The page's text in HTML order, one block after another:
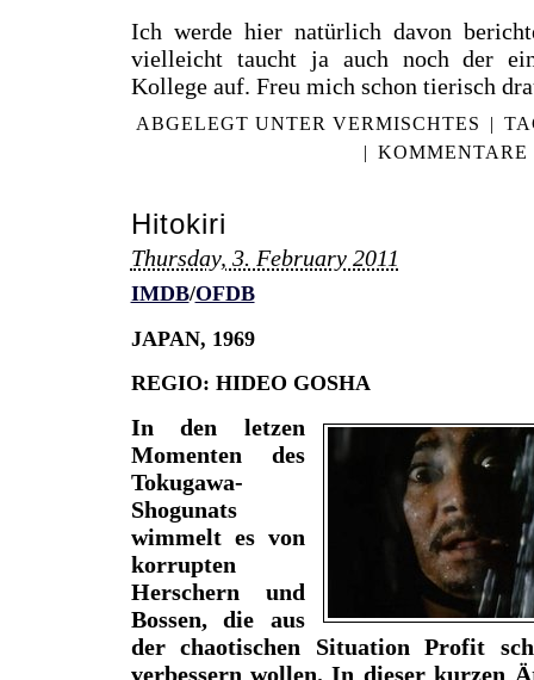
Ich werde hier natürlich davon
vielleicht taucht ja auch noch der
Kollege auf. Freu mich schon tierisch
ABGELEGT UNTER VERMISCHTES |
|
KOMMENTARE
Hitokiri
Thursday, 3. February 2011
IMDB/OFDB
JAPAN, 1969
REGIO: HIDEO GOSHA
In den letzen
Momenten des
Tokugawa-
Shogunats
wimmelt es von
korrupten
Herschern und
Bossen, die aus
der chaotischen Situation Profit
verbessern wollen. In dieser kurzen